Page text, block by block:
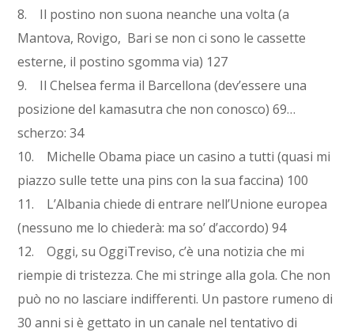
8. Il postino non suona neanche una volta (a
Mantova, Rovigo, Bari se non ci sono le cassette
esterne, il postino sgomma via) 127
9. Il Chelsea ferma il Barcellona (dev’essere una
posizione del kamasutra che non conosco) 69…
scherzo: 34
10. Michelle Obama piace un casino a tutti (quasi mi
piazzo sulle tette una pins con la sua faccina) 100
11. L’Albania chiede di entrare nell’Unione europea
(nessuno me lo chiederà: ma so’ d’accordo) 94
12. Oggi, su OggiTreviso, c’è una notizia che mi
riempie di tristezza. Che mi stringe alla gola. Che non
può no no lasciare indifferenti. Un pastore rumeno di
30 anni si è gettato in un canale nel tentativo di